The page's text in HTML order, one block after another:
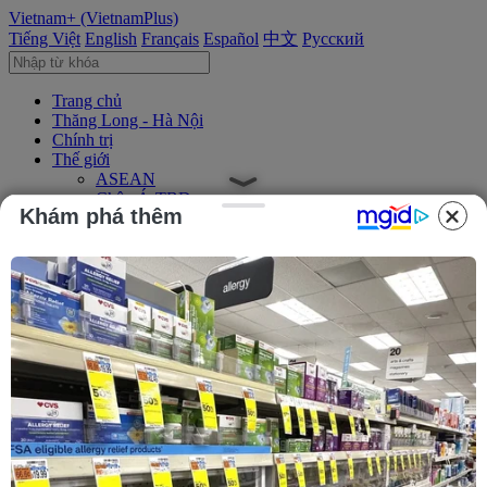
Vietnam+ (VietnamPlus)
Tiếng Việt English Français Español 中文 Русский
Trang chủ
Thăng Long - Hà Nội
Chính trị
Thế giới
ASEAN
Châu Á-TBD
Trung Đông
Châu Mỹ
Châu Phi
Kinh tế
Kinh doanh
Tài chính
Tín dụng nông thôn
Chứng khoán
Bất động sản
Doanh nghiệp
Thông tin doanh nghiệp
Thông cáo báo chí
Xã hội
Khám phá thêm